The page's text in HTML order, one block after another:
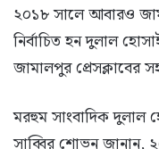
২০১৮ সালে আবারও
নির্বাচিত হন দুলাল
জামালপুর প্রেসক্লাবের
মরহুম সাংবাদিক দুলাল